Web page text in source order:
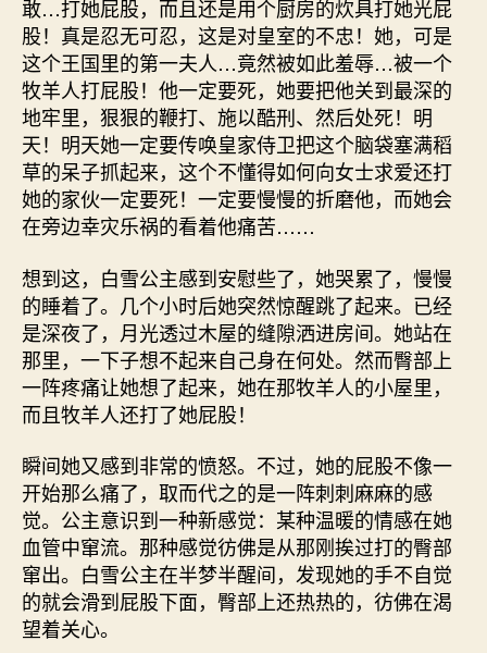
敢…打她屁股，而且还是用个厨房的炊具打她光屁
股！真是忍无可忍，这是对皇室的不忠！她，可是
这个王国里的第一夫人…竟然被如此羞辱…被一个
牧羊人打屁股！他一定要死，她要把他关到最深的
地牢里，狠狠的鞭打、施以酷刑、然后处死！明
天！明天她一定要传唤皇家侍卫把这个脑袋塞满稻
草的呆子抓起来，这个不懂得如何向女士求爱还打
她的家伙一定要死！一定要慢慢的折磨他，而她会
在旁边幸灾乐祸的看着他痛苦……
想到这，白雪公主感到安慰些了，她哭累了，慢慢
的睡着了。几个小时后她突然惊醒跳了起来。已经
是深夜了，月光透过木屋的缝隙洒进房间。她站在
那里，一下子想不起来自己身在何处。然而臀部上
一阵疼痛让她想了起来，她在那牧羊人的小屋里，
而且牧羊人还打了她屁股！
瞬间她又感到非常的愤怒。不过，她的屁股不像一
开始那么痛了，取而代之的是一阵刺刺麻麻的感
觉。公主意识到一种新感觉：某种温暖的情感在她
血管中窜流。那种感觉彷佛是从那刚挨过打的臀部
窜出。白雪公主在半梦半醒间，发现她的手不自觉
的就会滑到屁股下面，臀部上还热热的，彷佛在渴
望着关心。